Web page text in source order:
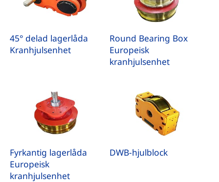
45° delad lagerlåda
Kranhjulsenhet
Round Bearing Box
Europeisk
kranhjulsenhet
Fyrkantig lagerlåda
Europeisk
kranhjulsenhet
DWB-hjulblock